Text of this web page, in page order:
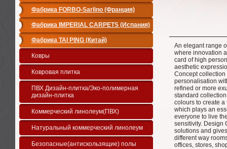
An elegant range
where innovation
card of high
aesthetic
Concept
personalisation
refined or more
standard
colours to create
which plays an
everyone to live
sensitivity. Design
solutions and
different way
offices, stores,
Фабрика FORBO-Sarlino (Франция)
Фабрика IMPERIAL CARPETS (Испания)
Фабрика TAI PING (Китай)
Ковры
Ковровая плитка
ПВХ Дизайн-плитка/Эко-полимерная
дизайн-плитка
Коммерческий линолеум(ПВХ)
Натуральный коммерческий линолеум
Безопасные(антискользящие) полы